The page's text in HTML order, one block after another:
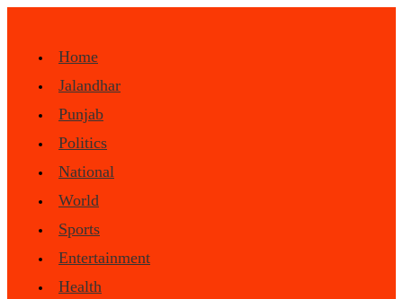
Home
Jalandhar
Punjab
Politics
National
World
Sports
Entertainment
Health